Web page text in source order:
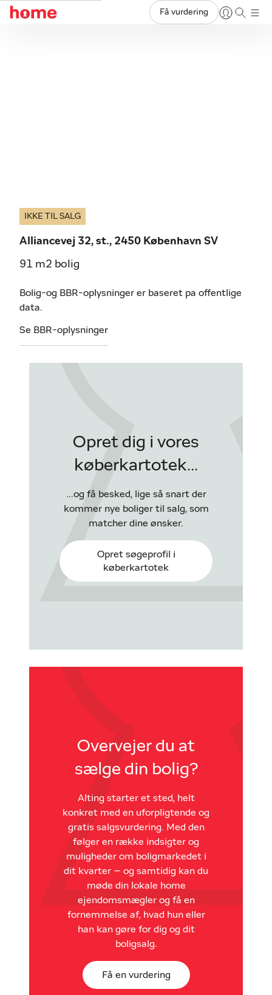
Få vurdering
IKKE TIL SALG
Alliancevej 32, st., 2450 København SV
91 m2 bolig
Bolig-og BBR-oplysninger er baseret pa offentlige
data.
Se BBR-oplysninger
Opret dig i vores
køberkartotek...
...og få besked, lige så snart der
kommer nye boliger til salg, som
matcher dine ønsker.
Opret søgeprofil i
køberkartotek
Overvejer du at
sælge din bolig?
Alting starter et sted, helt
konkret med en uforpligtende og
gratis salgsvurdering. Med den
følger en række indsigter og
muligheder om boligmarkedet i
dit kvarter – og samtidig kan du
møde din lokale home
ejendomsmægler og få en
fornemmelse af, hvad hun eller
han kan gøre for dig og dit
boligsalg.
Få en vurdering